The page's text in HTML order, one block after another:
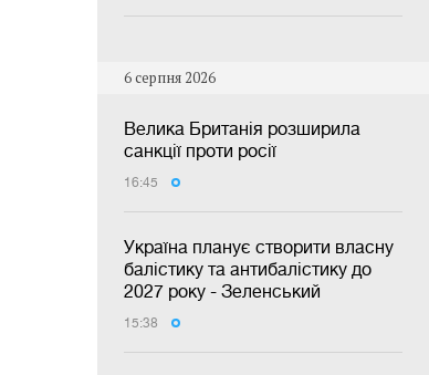
6 серпня 2026
Велика Британія розширила
санкції проти росії
16:45
Україна планує створити власну
балістику та антибалістику до
2027 року - Зеленський
15:38